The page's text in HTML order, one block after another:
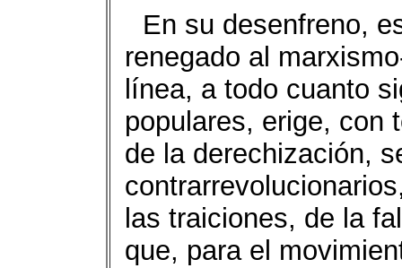
En su desenfreno,
renegado al
línea, a todo cuanto
populares, erige, con
de la derechización,
las traiciones, de la
que, para el